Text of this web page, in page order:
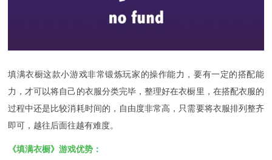
填满衣橱这款小游戏非常锻炼玩家的操作能力，要有一定的搭配能
力，才可以将自己的衣服分类完毕，整理好在衣橱里，在搭配衣服的
过程中还是比较消耗时间的，自由度非常高，只需要将衣服排列整齐
即可，越往后面往越有难度。
《填满衣橱》游戏优势：